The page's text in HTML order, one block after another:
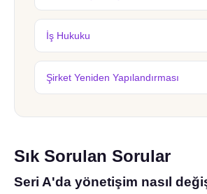
İş Hukuku
Şirket Yeniden Yapılandırması
Sık Sorulan Sorular
Seri A'da yönetişim nasıl